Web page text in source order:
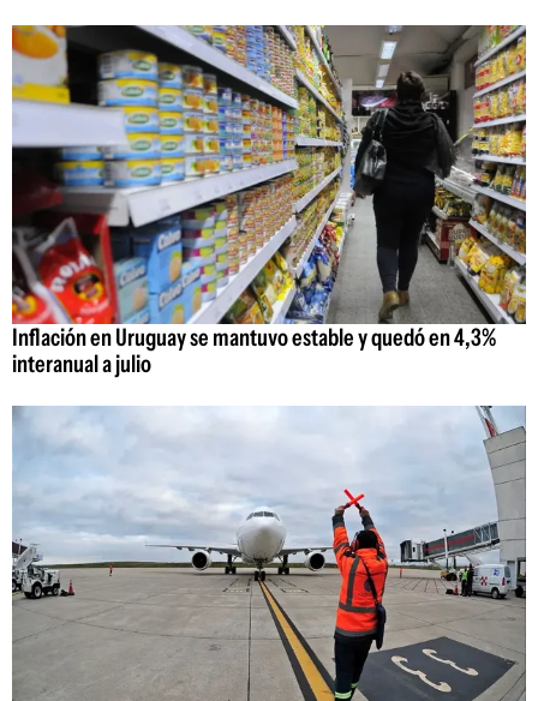
Inflación en Uruguay se mantuvo estable y quedó en 4,3%
interanual a julio